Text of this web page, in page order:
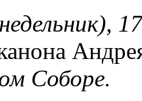
Соборе.